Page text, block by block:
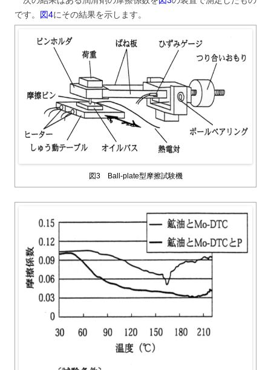
です。 図4にその結果を示します。
図3 Ball-plate型摩擦試験機